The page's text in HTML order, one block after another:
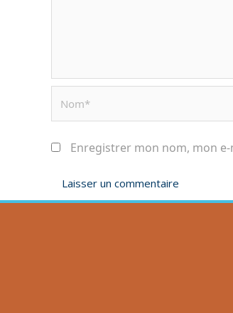
Enregistrer mon nom, mon